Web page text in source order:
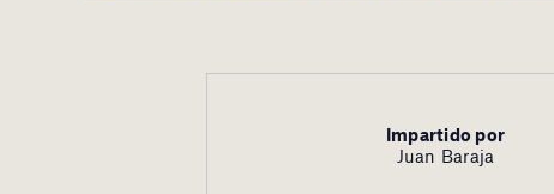
Impartido por
Juan Baraja